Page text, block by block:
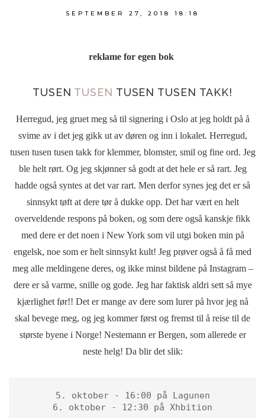
SEPTEMBER 27, 2018 18:18
reklame for egen bok
TUSEN TUSEN TUSEN TUSEN TAKK!
Herregud, jeg gruet meg så til signering i Oslo at jeg holdt på å
svime av i det jeg gikk ut av døren og inn i lokalet. Herregud,
tusen tusen tusen takk for klemmer, blomster, smil og fine ord. Jeg
ble helt rørt. Og jeg skjønner så godt at det hele er så rart. Jeg
hadde også syntes at det var rart. Men derfor synes jeg det er så
sinnsykt tøft at dere tør å dukke opp. Det har vært en helt
overveldende respons på boken, og som dere også kanskje fikk
med dere er det noen i New York som vil utgi boken min på
engelsk, noe som er helt sinnsykt kult! Jeg prøver også å få med
meg alle meldingene deres, og ikke minst bildene på Instagram –
dere er så varme, snille og gode. Jeg har faktisk aldri sett så mye
kjærlighet før!! Det er mange av dere som lurer på hvor jeg nå
skal bevege meg, og jeg kommer først og fremst til å reise til de
største byene i Norge! Nestemann er Bergen, som allerede er
neste helg! Da blir det slik:
5. oktober - 16:00 på Lagunen
6. oktober - 12:30 på Xhbition